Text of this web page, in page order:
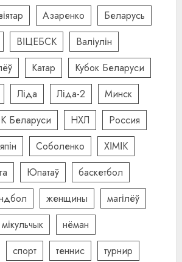
Азаренко
Беларусь
ВІЦЕБСК
Валіулін
Катар
Кубок Беларуси
Ліда Ліда-2
Минск
Беларуси НХЛ
Россия
Соболенко
ХІМІК
Юпатаў
баскетбол
женщины
магілёў
мікульчык
нёман
спорт теннис
турнир